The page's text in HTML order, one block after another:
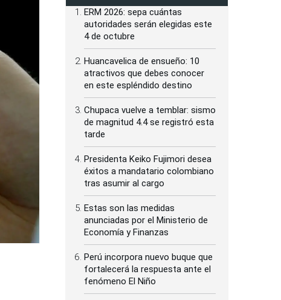
ERM 2026: sepa cuántas
autoridades serán elegidas este
4 de octubre
Huancavelica de ensueño: 10
atractivos que debes conocer
en este espléndido destino
Chupaca vuelve a temblar: sismo
de magnitud 4.4 se registró esta
tarde
Presidenta Keiko Fujimori desea
éxitos a mandatario colombiano
tras asumir al cargo
Estas son las medidas
anunciadas por el Ministerio de
Economía y Finanzas
Perú incorpora nuevo buque que
fortalecerá la respuesta ante el
fenómeno El Niño